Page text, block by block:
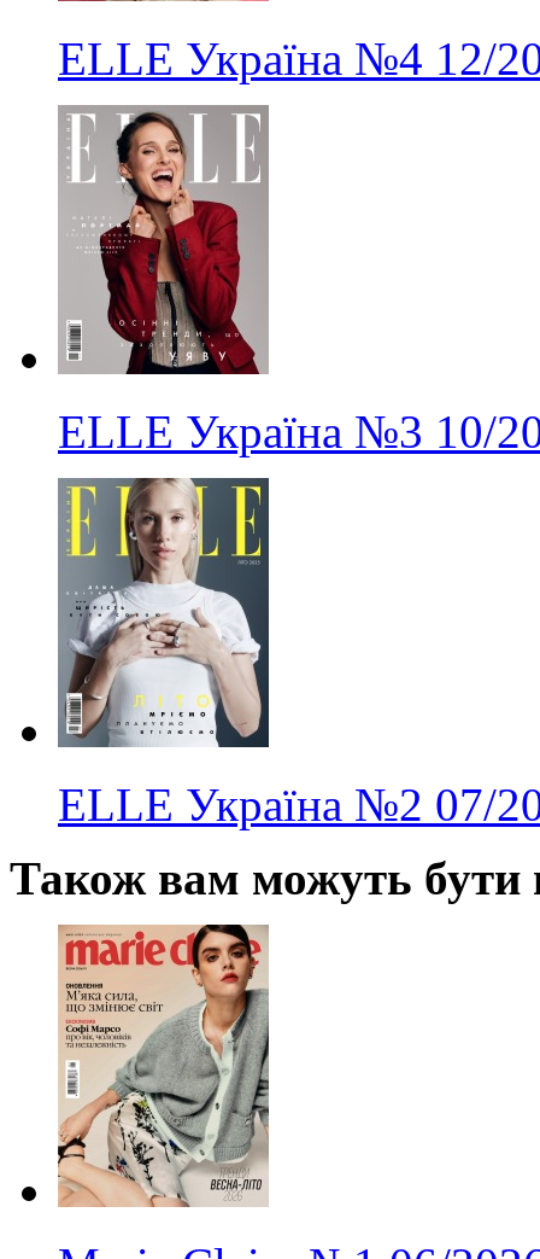
ELLE Україна №4 12/
ELLE Україна №3 10/
ELLE Україна №2 07/
Також вам можуть бути